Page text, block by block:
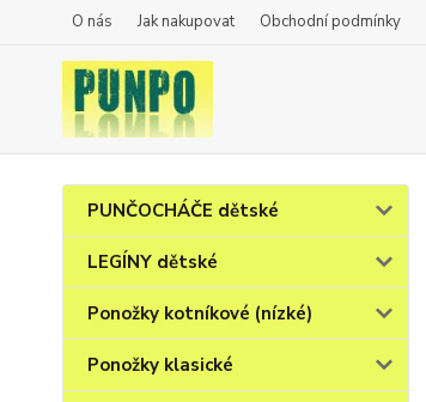
O nás Jak nakupovat Obchodní podmínky
PUNČOCHÁČE dětské
LEGÍNY dětské
Ponožky kotníkové (nízké)
Ponožky klasické